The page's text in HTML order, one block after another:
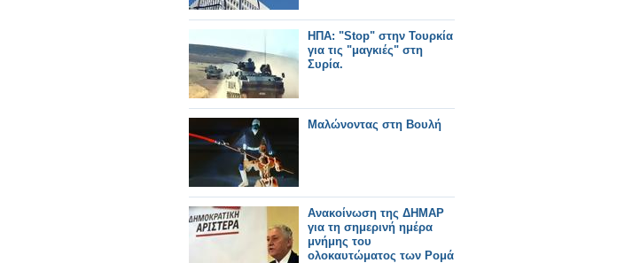
ΗΠΑ: "Stop" στην Τουρκία
για τις "μαγκιές" στη
Συρία.
Μαλώνοντας στη Βουλή
Ανακοίνωση της ΔΗΜΑΡ
για τη σημερινή ημέρα
μνήμης του
ολοκαυτώματος των Ρομά